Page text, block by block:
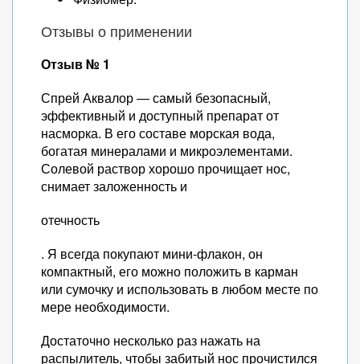
Отзывы о применении
Отзыв № 1
Спрей Аквалор — самый безопасный,
эффективный и доступный препарат от
насморка. В его составе морская вода,
богатая минералами и микроэлементами.
Солевой раствор хорошо прочищает нос,
снимает заложенность и
отечность
. Я всегда покупают мини-флакон, он
компактный, его можно положить в карман
или сумочку и использовать в любом месте по
мере необходимости.
Достаточно несколько раз нажать на
распылитель, чтобы забитый нос прочистился